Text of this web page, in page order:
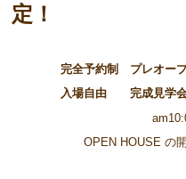
定！
完全予約制 プレオー
入場自由 完成見学会
OPEN HOUSE の